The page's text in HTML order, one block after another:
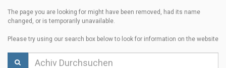
The page you are looking for might have been removed, had its name
changed, or is temporarily unavailable.
Please try using our search box below to look for information on the website